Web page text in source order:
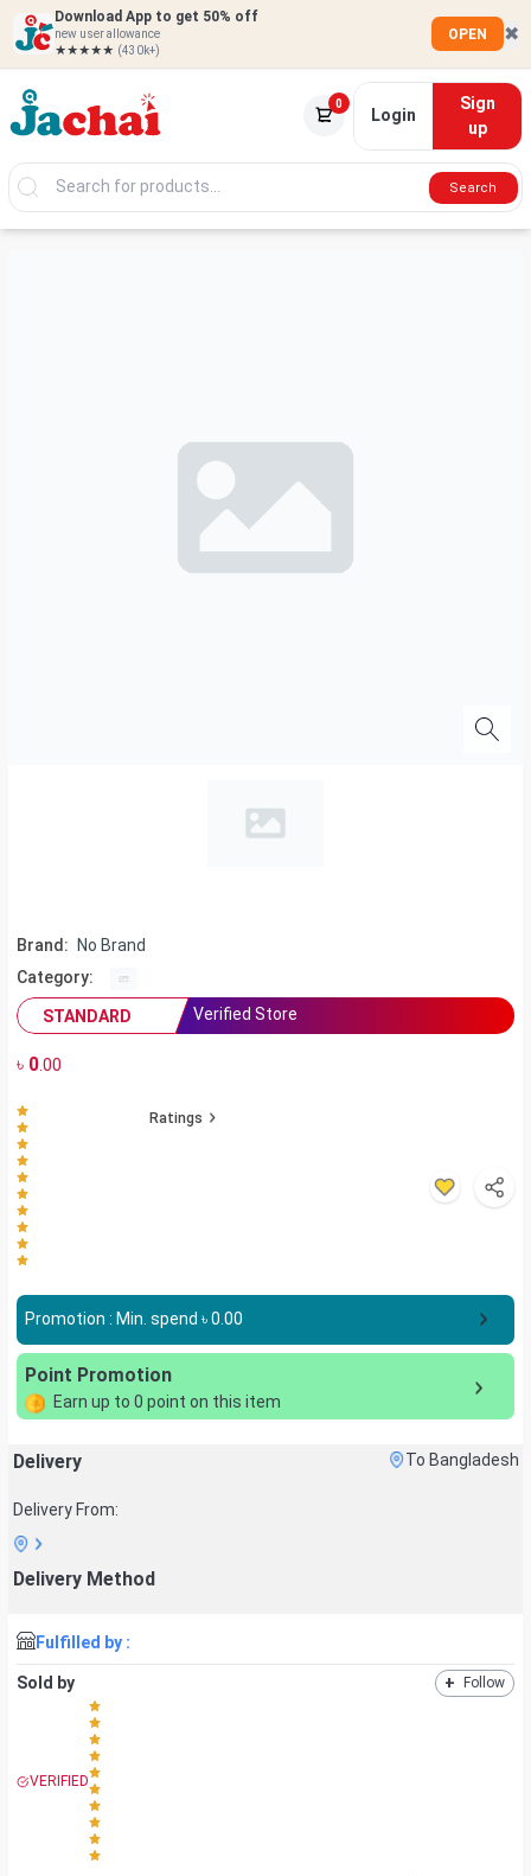
Download App to get 50% off
new user allowance
★★★★★ (430k+)
OPEN ✖
0
Login
Sign
up
Search
Brand:
No Brand
Category:
STANDARD
Verified Store
৳ 0.00
Ratings
Promotion : Min. spend ৳0.00
Point Promotion
Earn up to 0 point on this item
Delivery To Bangladesh
Delivery From:
Delivery Method
Fulfilled by :
Sold by + Follow
VERIFIED